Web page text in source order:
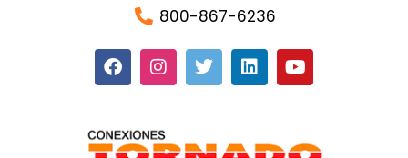
800-867-6236
F
a
b
o
I
n
a
g
T
w
e
L
i
d
Y
o
b